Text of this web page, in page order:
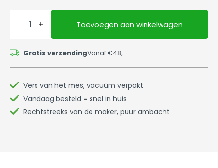
Toevoegen aan winkelwagen
Gratis verzendingVanaf €48,-
Vers van het mes, vacuüm verpakt
Vandaag besteld = snel in huis
Rechtstreeks van de maker, puur ambacht